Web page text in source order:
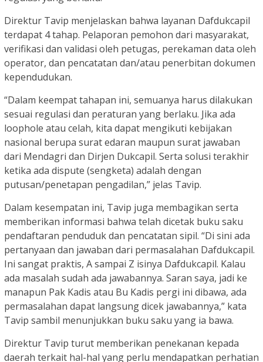
Direktur Tavip menjelaskan bahwa layanan Dafdukcapil
terdapat 4 tahap. Pelaporan pemohon dari masyarakat,
verifikasi dan validasi oleh petugas, perekaman data oleh
operator, dan pencatatan dan/atau penerbitan dokumen
kependudukan.
“Dalam keempat tahapan ini, semuanya harus dilakukan
sesuai regulasi dan peraturan yang berlaku. Jika ada
loophole atau celah, kita dapat mengikuti kebijakan
nasional berupa surat edaran maupun surat jawaban
dari Mendagri dan Dirjen Dukcapil. Serta solusi terakhir
ketika ada dispute (sengketa) adalah dengan
putusan/penetapan pengadilan,” jelas Tavip.
Dalam kesempatan ini, Tavip juga membagikan serta
memberikan informasi bahwa telah dicetak buku saku
pendaftaran penduduk dan pencatatan sipil. “Di sini ada
pertanyaan dan jawaban dari permasalahan Dafdukcapil.
Ini sangat praktis, A sampai Z isinya Dafdukcapil. Kalau
ada masalah sudah ada jawabannya. Saran saya, jadi ke
manapun Pak Kadis atau Bu Kadis pergi ini dibawa, ada
permasalahan dapat langsung dicek jawabannya,” kata
Tavip sambil menunjukkan buku saku yang ia bawa.
Direktur Tavip turut memberikan penekanan kepada
daerah terkait hal-hal yang perlu mendapatkan perhatian